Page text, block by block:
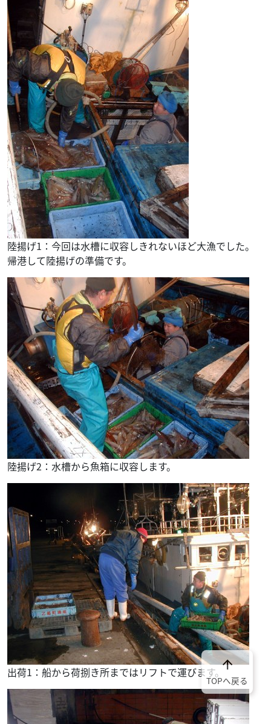
陸揚げ1：今回は水槽に収容しきれないほど大漁でした。
帰港して陸揚げの準備です。
陸揚げ2：水槽から魚箱に収容します。
出荷1：船から荷捌き所まではリフトで運びます。arrow_upward
TOPへ戻る